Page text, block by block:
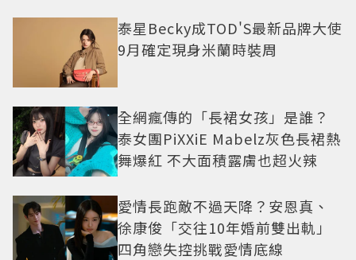
泰星Becky成TOD'S最新品牌大使
9月確定現身米蘭時裝周
全網瘋傳的「長裙女孩」是誰？
泰女團PiXXiE Mabelz灰色長裙熱
舞爆紅 不大面積露膚也超火辣
愛情長跑敵不過天降？安恩真、
徐康俊「交往10年婚前雙出軌」
四角戀失控挑戰愛情底線